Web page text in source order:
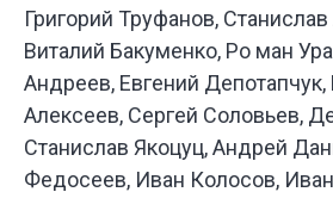
Григорий Труфанов,
Виталий Бакуменко, Ро ман
Андреев, Евгений Депотапчук,
Алексеев, Сергей Соловьев,
Станислав Якоцуц, Андрей
Федосеев, Иван Колосов,